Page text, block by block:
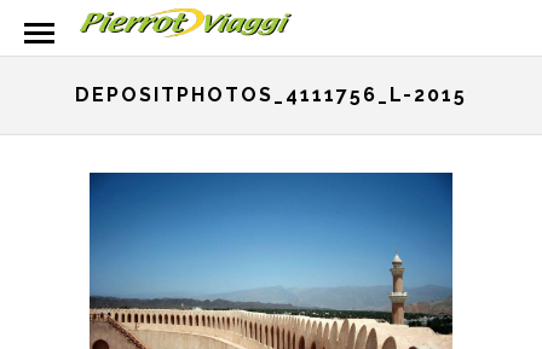
DEPOSITPHOTOS_4111756_L-2015